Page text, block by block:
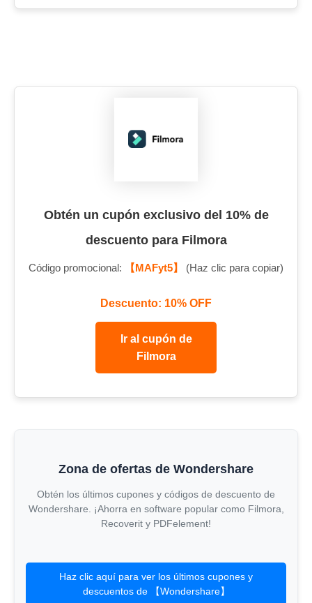
Obtén un cupón exclusivo del 10% de
descuento para Filmora
Código promocional: 【MAFyt5】 (Haz clic para copiar)
Descuento: 10% OFF
Ir al cupón de
Filmora
Zona de ofertas de Wondershare
Obtén los últimos cupones y códigos de descuento de
Wondershare. ¡Ahorra en software popular como Filmora,
Recoverit y PDFelement!
Haz clic aquí para ver los últimos cupones y
descuentos de 【Wondershare】